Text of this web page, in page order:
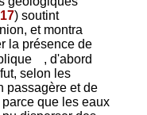
) soutint
et montra
la présence de
, d'abord
selon les
passagère et de
que les eaux